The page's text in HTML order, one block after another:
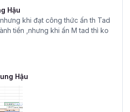
Hậu
khi đạt công thức ấn th Tad
tiền ,nhưng khi ấn M tad thì ko
Hậu